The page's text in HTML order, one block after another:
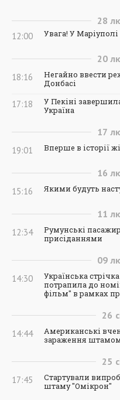
28
12:00 Увага! У
20
18:16
Негайно ввести
Донбасі
17:18
У Пекіні
Україна
17
19:01 Вперше в історії
16
15:16 Якими будуть
11
12:34
Румунські
присіданнями
09
14:30
Українська
потрапила до
фільм" в рамках
26
14:44
Американські
зараження
25
17:45
Стартували
штаму "Омікрон"